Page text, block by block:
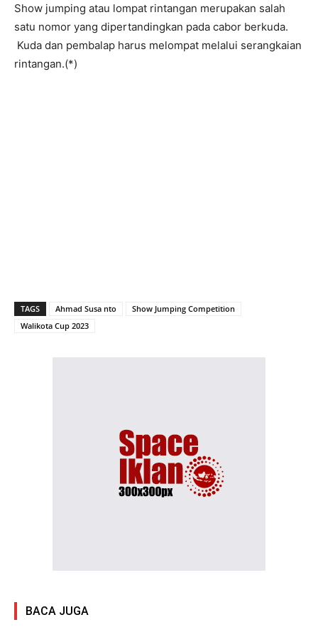
Show jumping atau lompat rintangan merupakan salah
satu nomor yang dipertandingkan pada cabor berkuda.
Kuda dan pembalap harus melompat melalui serangkaian
rintangan.(*)
TAGS Ahmad Susa nto
Show Jumping Competition
Walikota Cup 2023
BACA JUGA